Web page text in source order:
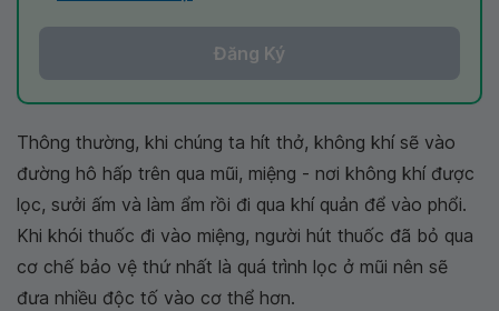
Đăng Ký
Thông thường, khi chúng ta hít thở, không khí sẽ vào
đường hô hấp trên qua mũi, miệng - nơi không khí được
lọc, sưởi ấm và làm ẩm rồi đi qua khí quản để vào phổi.
Khi khói thuốc đi vào miệng, người hút thuốc đã bỏ qua
cơ chế bảo vệ thứ nhất là quá trình lọc ở mũi nên sẽ
đưa nhiều độc tố vào cơ thể hơn.